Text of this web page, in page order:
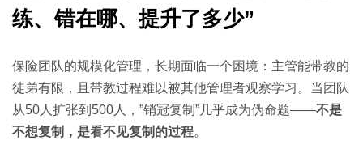
练、错在哪、提升了多少”
保险团队的规模化管理，长期面临一个困境：主管能带教的
徒弟有限，且带教过程难以被其他管理者观察学习。当团队
从50人扩张到500人，”销冠复制”几乎成为伪命题——不是
不想复制，是看不见复制的过程。